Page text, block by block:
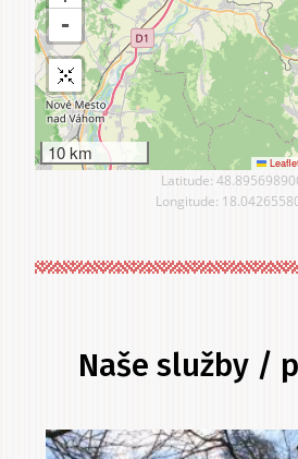
10 km
Latitude:
Longitude:
Naše služby /